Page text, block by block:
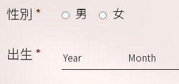
性別 * 男 女
出生 *